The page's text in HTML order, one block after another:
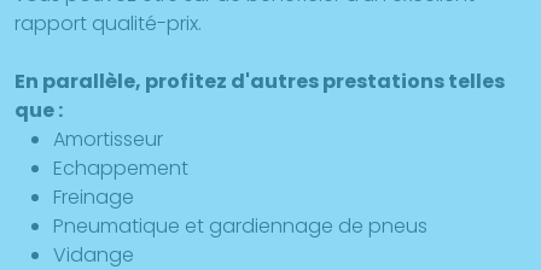
rapport qualité-prix.
En parallèle, profitez d'autres prestations telles
que :
Amortisseur
Echappement
Freinage
Pneumatique et gardiennage de pneus
Vidange